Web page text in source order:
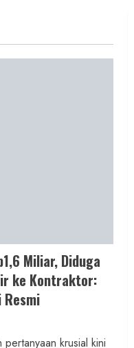
Miliar, Diduga
ke Kontraktor:
Resmi
krusial kini